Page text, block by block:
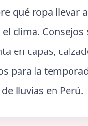
qué ropa llevar
el clima. Consejos
en capas,
para la
de lluvias en Perú.